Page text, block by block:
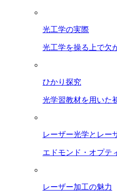
光工学の実際
光工学を操る上で欠
ひかり探究
光学習教材を用いた
レーザー光学とレー
エドモンド・オプテ
レーザー加工の魅力